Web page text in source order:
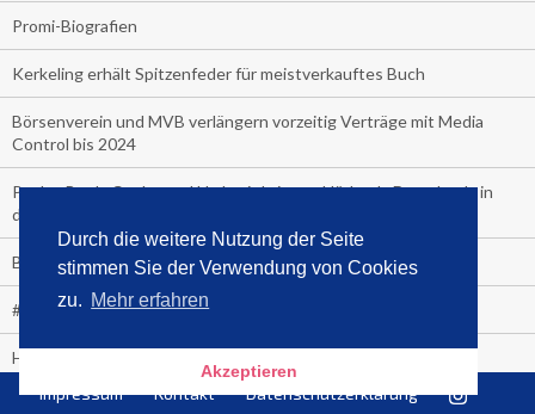
Durch die weitere Nutzung der Seite
stimmen Sie der Verwendung von Cookies
zu. Mehr erfahren
Akzeptieren
Promi-Biografien
Kerkeling erhält Spitzenfeder für meistverkauftes Buch
Börsenverein und MVB verlängern vorzeitig Verträge mit Media
Control bis 2024
PocketBook, Ceebo und Umbreit bringen Hörbuch-Downloads in
die Cloud
Bella Bella
#1-Bestseller: "Das ist Alpha!" von Kollegah
Hammer! "Fear: Trump in the White House" (auf Englisch) von
Impressum Kontakt Datenschutzerklärung